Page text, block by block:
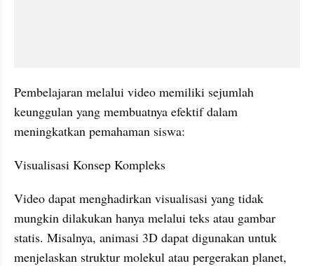
Pembelajaran melalui video memiliki sejumlah
keunggulan yang membuatnya efektif dalam
meningkatkan pemahaman siswa:
Visualisasi Konsep Kompleks
Video dapat menghadirkan visualisasi yang tidak
mungkin dilakukan hanya melalui teks atau gambar
statis. Misalnya, animasi 3D dapat digunakan untuk
menjelaskan struktur molekul atau pergerakan planet,